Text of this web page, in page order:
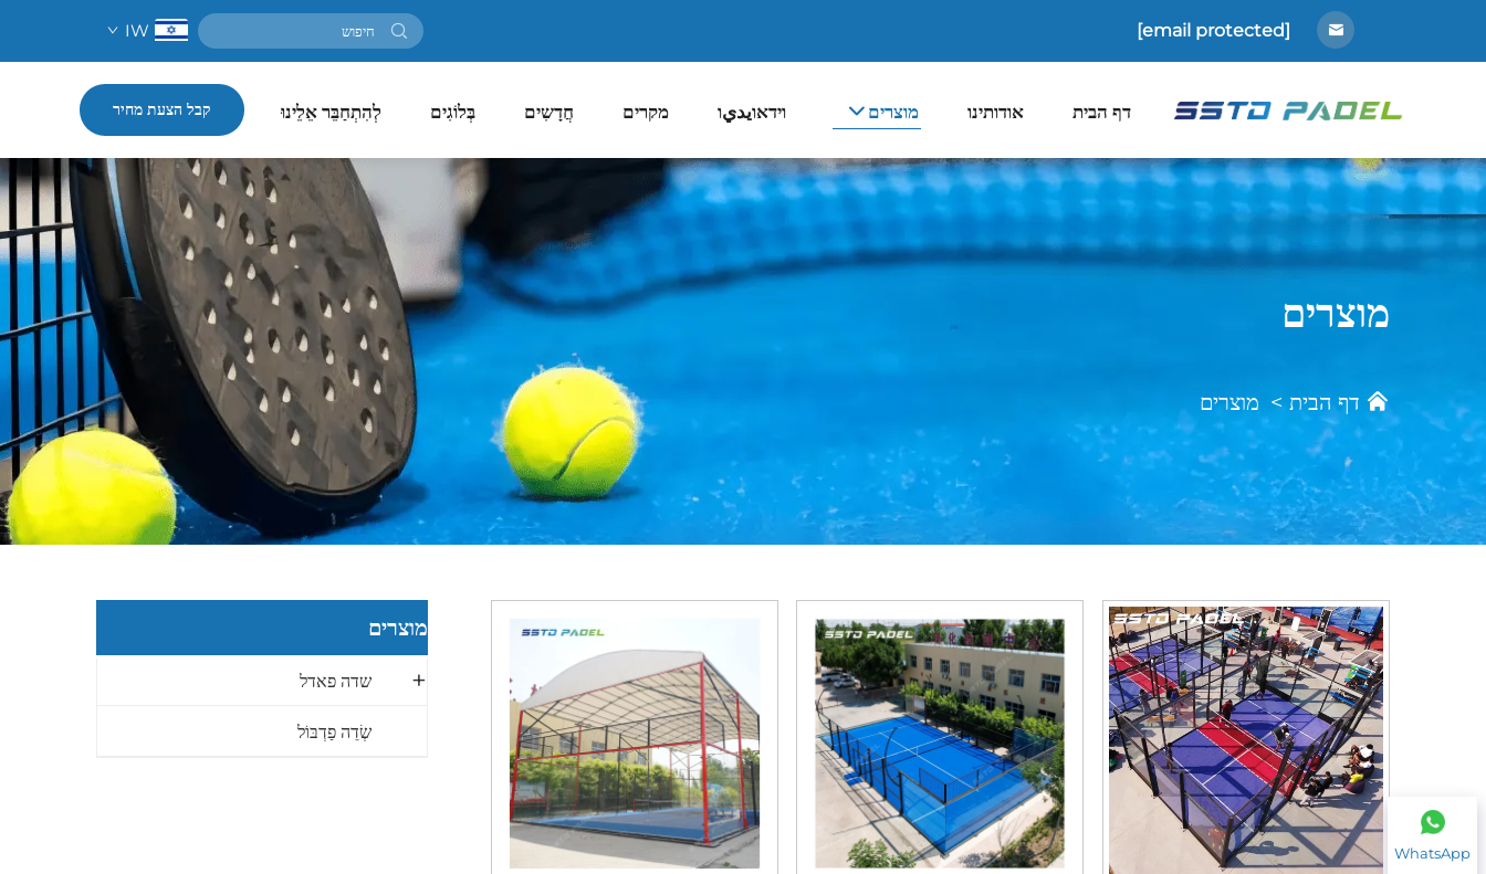
[email protected]
IW
דף הבית אודותינו מוצרים וידאוيديו מקרים חֲדָשִים בְּלוֹגִים לְהִתְחַבֵּר אֵלֵינוּ קבל הצעת מחיר
מוצרים
דף הבית > מוצרים
מוצרים
שדה פאדל
שְׂדֵה פַדְבּוֹל
WhatsApp